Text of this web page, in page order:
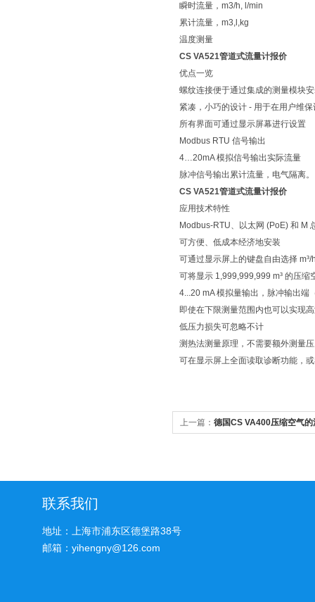
瞬时流量，m3/h, l/min
累计流量，m3,l,kg
温度测量
CS VA521管道式流量计报价
优点一览
螺纹连接便于通过集成的测量模块安
紧凑，小巧的设计 - 用于在用户维
所有界面可通过显示屏幕进行设置
Modbus RTU 信号输出
4…20mA 模拟信号输出实际流量
脉冲信号输出累计流量，电气隔离
CS VA521管道式流量计报价
应用技术特性
Modbus-RTU、以太网 (PoE) 和 M
可方便、低成本经济地安装
可通过显示屏上的键盘自由选择
可将显示 1,999,999,999 m³ 的压缩
4...20 mA 模拟量输出，脉冲输出端
即使在下限测量范围内也可以实现
低压力损失可忽略不计
测热法测量原理，不需要额外测量
可在显示屏上全面读取诊断功能，
上一篇： 德国CS VA400压缩空气
联系我们
地址：上海市浦东区德堡路38号
邮箱：yihengny@126.com